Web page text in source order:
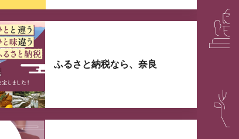
ふるさと納税なら、奈良